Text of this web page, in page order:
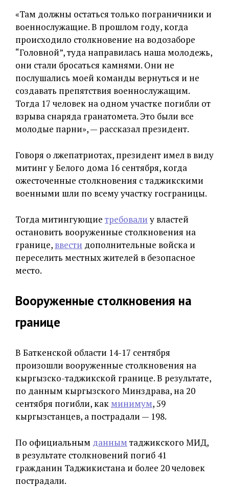
«Там должны остаться только пограничники и
военнослужащие. В прошлом году, когда
происходило столкновение на водозаборе
“Головной”, туда направилась наша молодежь,
они стали бросаться камнями. Они не
послушались моей команды вернуться и не
создавать препятствия военнослужащим.
Тогда 17 человек на одном участке погибли от
взрыва снаряда гранатомета. Это были все
молодые парни», — рассказал президент.
Говоря о лжепатриотах, президент имел в виду
митинг у Белого дома 16 сентября, когда
ожесточенные столкновения с таджикскими
военными шли по всему участку госграницы.
Тогда митингующие требовалиу властей
остановить вооруженные столкновения на
границе, ввести дополнительные войска и
переселить местных жителей в безопасное
место.
Вооруженные столкновения на
границе
В Баткенской области 14-17 сентября
произошли вооруженные столкновения на
кыргызско-таджикской границе. В результате,
по данным кыргызского Минздрава, на 20
сентября погибли, как минимум, 59
кыргызстанцев, а пострадали — 198.
По официальным данным таджикского МИД,
в результате столкновений погиб 41
гражданин Таджикистана и более 20 человек
пострадали.